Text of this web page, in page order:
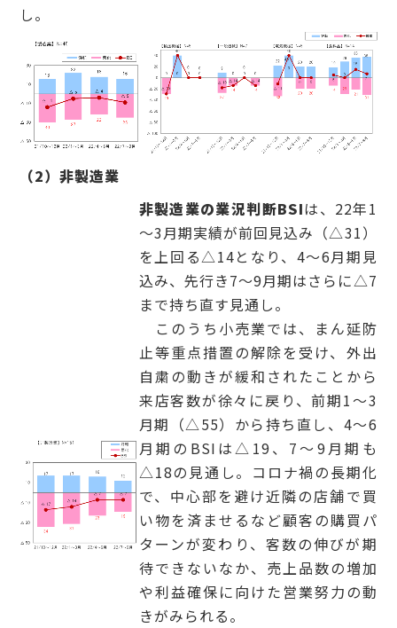
し。
（2）非製造業
非製造業の業況判断BSIは、22年1
～3月期実績が前回見込み（△31）
を上回る△14となり、4～6月期見
込み、先行き7～9月期はさらに△7
まで持ち直す見通し。
このうち小売業では、まん延防
止等重点措置の解除を受け、外出
自粛の動きが緩和されたことから
来店客数が徐々に戻り、前期1～3
月期（△55）から持ち直し、4～6
月期のBSIは△19、7～9月期も
△18の見通し。コロナ禍の長期化
で、中心部を避け近隣の店舗で買
い物を済ませるなど顧客の購買パ
ターンが変わり、客数の伸びが期
待できないなか、売上品数の増加
や利益確保に向けた営業努力の動
きがみられる。